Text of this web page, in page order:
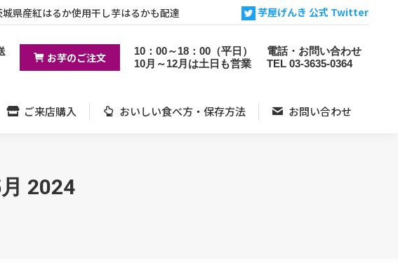
県産紅はるか使用干し芋はるかも配達 芋屋げんき 公式 Twitter
お芋のご注文
10：00～18：00（平日）
10月～12月は土日も営業
電話・お問い合わせ
TEL 03-3635-0364
ご来店購入 おいしい食べ方・保存方法 お問い合わせ
2024
ご来店購入 おいしい食べ方・保存方法 お問い合わせ